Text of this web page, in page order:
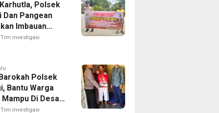
Polsek
Dan Pangean
Imbauan
Masyarakat
Tim investigasi
Polsek
Bantu Warga
Di Desa
Tim investigasi